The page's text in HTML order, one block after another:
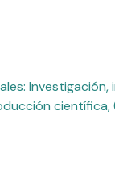
científica,